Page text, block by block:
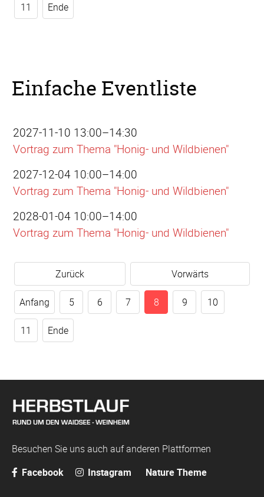
11 Ende
Einfache Eventliste
2027-11-10 13:00–14:30
Vortrag zum Thema "Honig- und Wildbienen"
2027-12-04 10:00–14:00
Vortrag zum Thema "Honig- und Wildbienen"
2028-01-04 10:00–14:00
Vortrag zum Thema "Honig- und Wildbienen"
Zurück Vorwärts
Anfang 5 6 7 8 9 10
11 Ende
Besuchen Sie uns auch auf anderen Plattformen
Facebook
Instagram Nature Theme